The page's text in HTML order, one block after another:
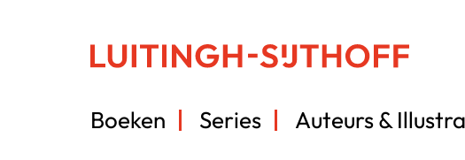
Boeken Series Auteurs &